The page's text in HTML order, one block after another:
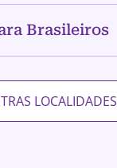
Brasileiros
LOCALIDADES